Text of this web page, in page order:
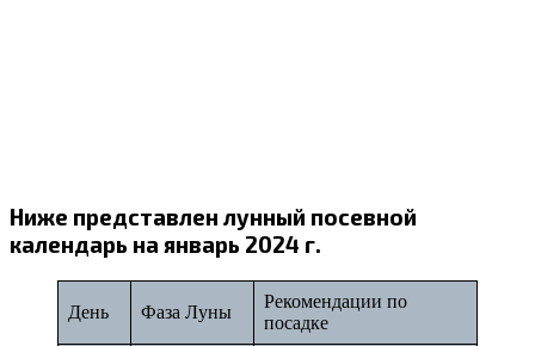
Ниже представлен лунный посевной
календарь на январь 2024 г.
День Фаза Луны
Рекомендации по
посадке